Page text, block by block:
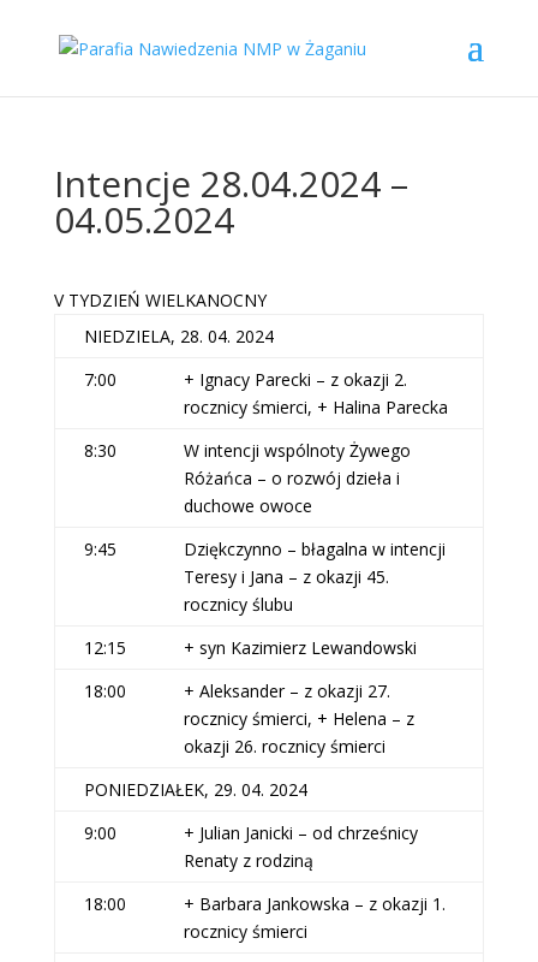
Intencje 28.04.2024 –
04.05.2024
V TYDZIEŃ WIELKANOCNY
NIEDZIELA, 28. 04. 2024
7:00
+ Ignacy Parecki – z okazji 2.
rocznicy śmierci, + Halina Parecka
8:30
W intencji wspólnoty Żywego
Różańca – o rozwój dzieła i
duchowe owoce
9:45
Dziękczynno – błagalna w intencji
Teresy i Jana – z okazji 45.
rocznicy ślubu
12:15
+ syn Kazimierz Lewandowski
18:00
+ Aleksander – z okazji 27.
rocznicy śmierci, + Helena – z
okazji 26. rocznicy śmierci
PONIEDZIAŁEK, 29. 04. 2024
9:00
+ Julian Janicki – od chrześnicy
Renaty z rodziną
18:00
+ Barbara Jankowska – z okazji 1.
rocznicy śmierci